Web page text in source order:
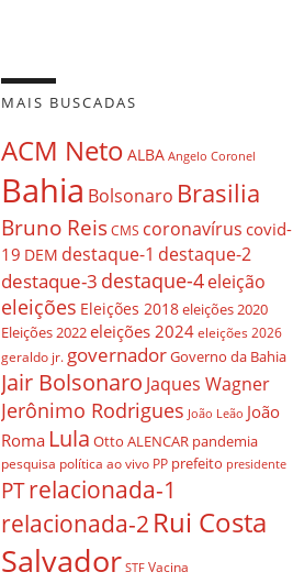
MAIS BUSCADAS
ACM Neto ALBA Angelo Coronel
Bahia Bolsonaro Brasilia
Bruno ReisCMS coronavírus covid-
19 DEM destaque-1 destaque-2
destaque-3 destaque-4eleição
eleições Eleições 2018eleições 2020
Eleições 2022eleições 2024 eleições 2026
geraldo jr. governadorGoverno da Bahia
Jair Bolsonaro Jaques Wagner
Jerônimo Rodrigues João Leão João
Roma Lula Otto ALENCAR pandemia
pesquisa política ao vivo PP prefeito presidente
PTrelacionada-1
relacionada-2 Rui Costa
Salvador STF Vacina